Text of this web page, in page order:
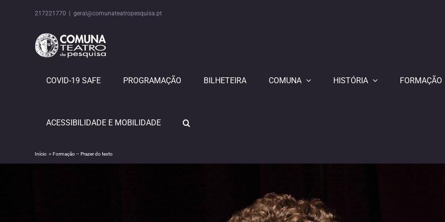
217221770 geral@comunateatropesquisa.pt
COVID-19 SAFE PROGRAMAÇÃO BILHETEIRA COMUNA HISTÓRIA FORMAÇÃO
ACESSIBILIDADE E MOBILIDADE
Início Formação – Prazer do texto